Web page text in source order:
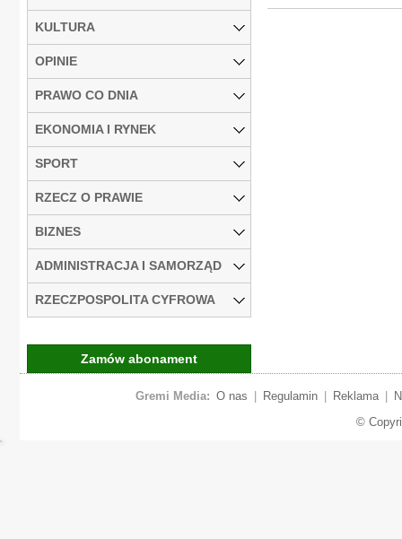
KULTURA
OPINIE
PRAWO CO DNIA
EKONOMIA I RYNEK
SPORT
RZECZ O PRAWIE
BIZNES
ADMINISTRACJA I SAMORZĄD
RZECZPOSPOLITA CYFROWA
Zamów abonament
Gremi Media: O nas Regulamin Reklama
©